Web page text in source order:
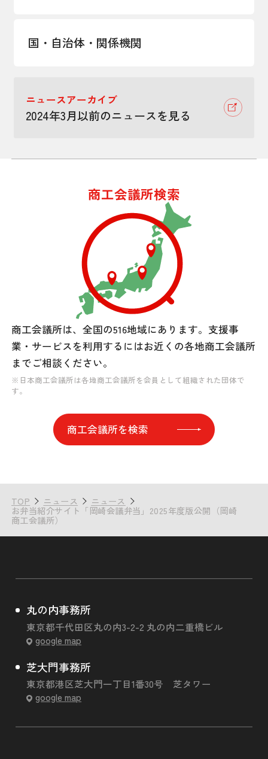
国・自治体・関係機関
ニュースアーカイブ
2024年3月以前のニュースを見る
商工会議所検索
商工会議所は、全国の516地域にあります。 支援事
業・サービスを利用するにはお近くの各地商工会議所
までご相談ください。
※日本商工会議所は各地商工会議所を会員として組織された団体で
す。
商工会議所を検索
TOP ニュース ニュース
お弁当紹介サイト「岡崎会議弁当」2025年度版公開（岡崎
商工会議所）
丸の内事務所
東京都千代田区丸の内3-2-2 丸の内二重橋ビル
google map
芝大門事務所
東京都港区芝大門一丁目1番30号 芝タワー
google map